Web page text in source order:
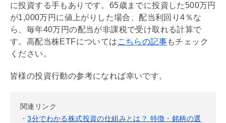
に投資する手もありです。65歳までに投資した500万円
が1,000万円に値上がりした場合、配当利回り4％な
ら、毎年40万円の配当が非課税で受け取れる計算で
す。高配当株ETFについては こちらの記事もチェック
ください。
皆様の投資行動の参考になれば幸いです。
関連リンク
・3分でわかる株式投資の仕組みとは？ 特徴・銘柄の選